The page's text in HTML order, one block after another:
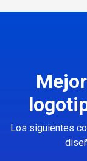
Los siguientes